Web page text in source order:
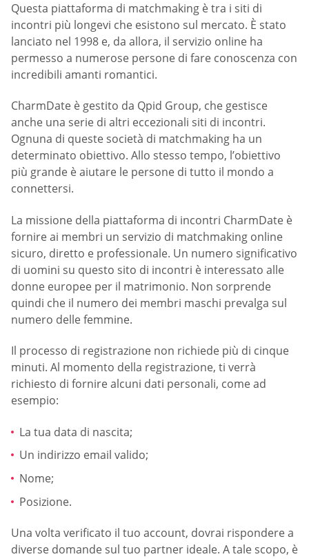
Questa piattaforma di matchmaking è tra i siti di
incontri più longevi che esistono sul mercato. È stato
lanciato nel 1998 e, da allora, il servizio online ha
permesso a numerose persone di fare conoscenza con
incredibili amanti romantici.
CharmDate è gestito da Qpid Group, che gestisce
anche una serie di altri eccezionali siti di incontri.
Ognuna di queste società di matchmaking ha un
determinato obiettivo. Allo stesso tempo, l’obiettivo
più grande è aiutare le persone di tutto il mondo a
connettersi.
La missione della piattaforma di incontri CharmDate è
fornire ai membri un servizio di matchmaking online
sicuro, diretto e professionale. Un numero significativo
di uomini su questo sito di incontri è interessato alle
donne europee per il matrimonio. Non sorprende
quindi che il numero dei membri maschi prevalga sul
numero delle femmine.
Il processo di registrazione non richiede più di cinque
minuti. Al momento della registrazione, ti verrà
richiesto di fornire alcuni dati personali, come ad
esempio:
La tua data di nascita;
Un indirizzo email valido;
Nome;
Posizione.
Una volta verificato il tuo account, dovrai rispondere a
diverse domande sul tuo partner ideale. A tale scopo, è